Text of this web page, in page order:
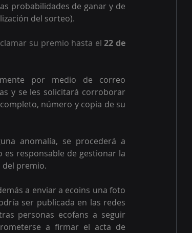
probabilidades de ganar y de
del sorteo).
su premio hasta el 22 de
por medio de correo
y se les solicitará corroborar
número y copia de su
anomalía, se procederá a
es responsable de gestionar la
del premio.
a enviar a ecoins una foto
ser publicada en las redes
personas ecofans a seguir
a firmar el acta de